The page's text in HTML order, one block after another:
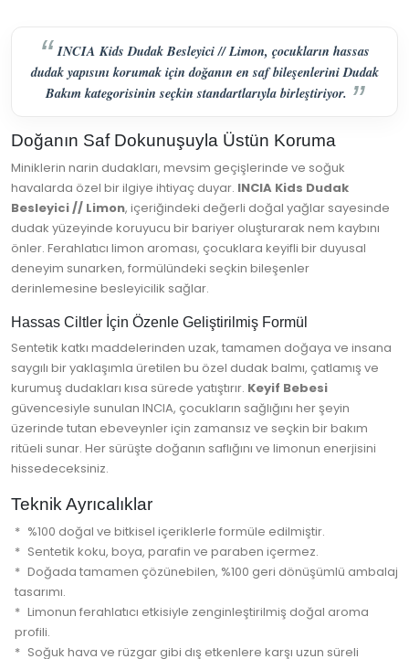
INCIA Kids Dudak Besleyici // Limon, çocukların hassas
dudak yapısını korumak için doğanın en saf bileşenlerini Dudak
Bakım kategorisinin seçkin standartlarıyla birleştiriyor.
Doğanın Saf Dokunuşuyla Üstün Koruma
Miniklerin narin dudakları, mevsim geçişlerinde ve soğuk
havalarda özel bir ilgiye ihtiyaç duyar. INCIA Kids Dudak
Besleyici // Limon, içeriğindeki değerli doğal yağlar sayesinde
dudak yüzeyinde koruyucu bir bariyer oluşturarak nem kaybını
önler. Ferahlatıcı limon aroması, çocuklara keyifli bir duyusal
deneyim sunarken, formülündeki seçkin bileşenler
derinlemesine besleyicilik sağlar.
Hassas Ciltler İçin Özenle Geliştirilmiş Formül
Sentetik katkı maddelerinden uzak, tamamen doğaya ve insana
saygılı bir yaklaşımla üretilen bu özel dudak balmı, çatlamış ve
kurumuş dudakları kısa sürede yatıştırır. Keyif Bebesi
güvencesiyle sunulan INCIA, çocukların sağlığını her şeyin
üzerinde tutan ebeveynler için zamansız ve seçkin bir bakım
ritüeli sunar. Her sürüşte doğanın saflığını ve limonun enerjisini
hissedeceksiniz.
Teknik Ayrıcalıklar
%100 doğal ve bitkisel içeriklerle formüle edilmiştir.
Sentetik koku, boya, parafin ve paraben içermez.
Doğada tamamen çözünebilen, %100 geri dönüşümlü ambalaj
tasarımı.
Limonun ferahlatıcı etkisiyle zenginleştirilmiş doğal aroma
profili.
Soğuk hava ve rüzgar gibi dış etkenlere karşı uzun süreli